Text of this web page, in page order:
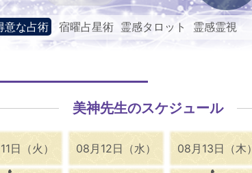
意な占術 宿曜占星術 霊感タロット 霊感霊視
美神先生のスケジュール
日（火） 08月12日（水） 08月13日（木）